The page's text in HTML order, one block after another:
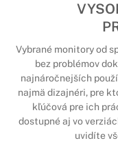
Vybrané monitory od
bez problémov
najnáročnejších
najmä dizajnéri, pre
kľúčová pre ich
dostupné aj vo
uvidíte